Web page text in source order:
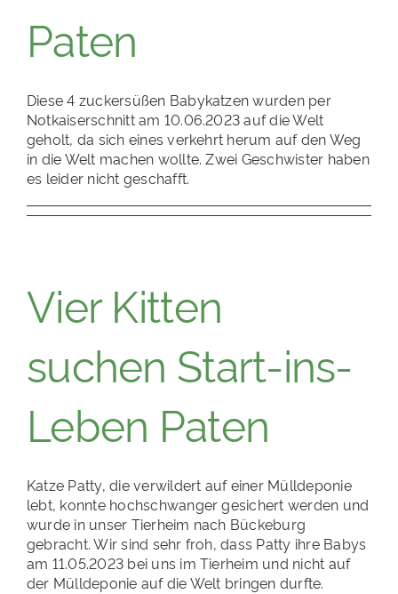
Paten
Diese 4 zuckersüßen Babykatzen wurden per
Notkaiserschnitt am 10.06.2023 auf die Welt
geholt, da sich eines verkehrt herum auf den Weg
in die Welt machen wollte. Zwei Geschwister haben
es leider nicht geschafft.
Vier Kitten
suchen Start-ins-
Leben Paten
Katze Patty, die verwildert auf einer Mülldeponie
lebt, konnte hochschwanger gesichert werden und
wurde in unser Tierheim nach Bückeburg
gebracht. Wir sind sehr froh, dass Patty ihre Babys
am 11.05.2023 bei uns im Tierheim und nicht auf
der Mülldeponie auf die Welt bringen durfte.